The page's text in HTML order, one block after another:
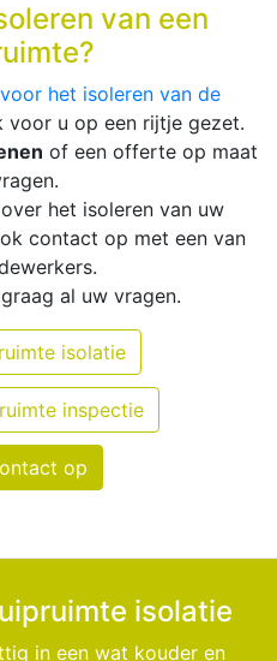
van een
het isoleren van de
u op een rijtje gezet.
of een offerte op maat
het isoleren van uw
contact op met een van
al uw vragen.
isolatie
inspectie
op
isolatie
in een wat kouder en